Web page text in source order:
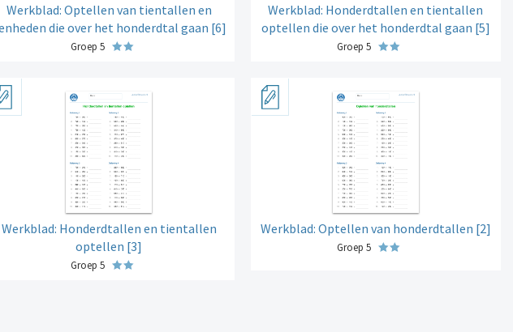
Werkblad: Optellen van tientallen en
die over het honderdtal gaan [6]
Groep 5
Werkblad: Honderdtallen en tientallen
optellen die over het honderdtal gaan [5]
Groep 5
Werkblad: Honderdtallen en tientallen
optellen [3]
Groep 5
Werkblad: Optellen van honderdtallen [2]
Groep 5